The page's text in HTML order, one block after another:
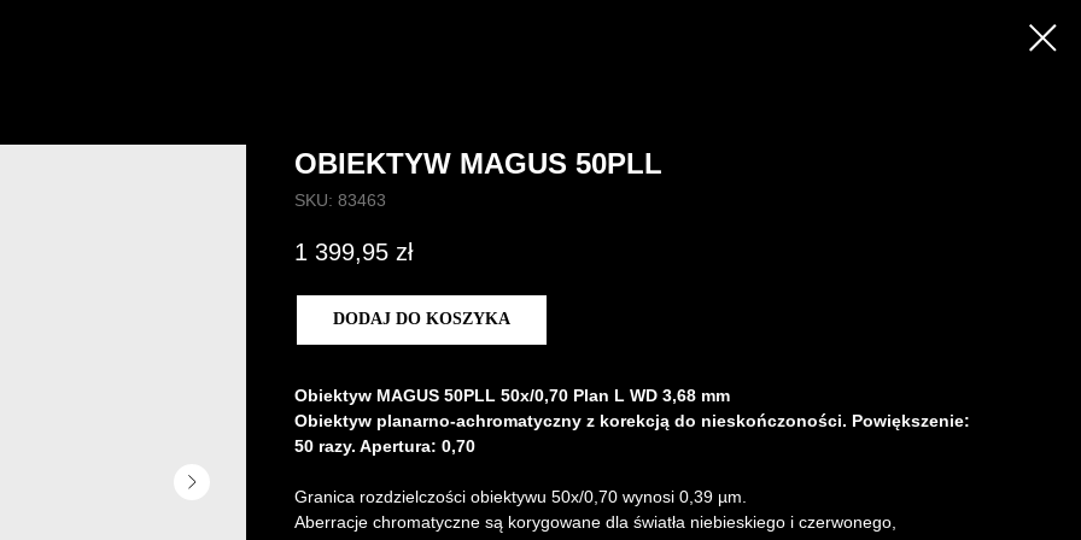
OBIEKTYW MAGUS 50PLL
SKU: 83463
1 399,95 zł
DODAJ DO KOSZYKA
Obiektyw MAGUS 50PLL 50х/0,70 Plan L WD 3,68 mm
Obiektyw planarno-achromatyczny z korekcją do nieskończoności. Powiększenie:
50 razy. Apertura: 0,70
Granica rozdzielczości obiektywu 50х/0,70 wynosi 0,39 µm.
Aberracje chromatyczne są korygowane dla światła niebieskiego i czerwonego,